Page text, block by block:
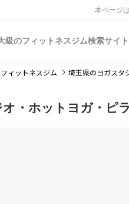
本ページ
級のフィットネスジム検索サイト
ィットネスジム 埼玉県のヨガスタ
・ホットヨガ・ピ